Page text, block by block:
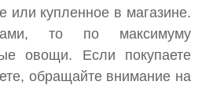
или купленное в магазине.
то по максимуму
овощи. Если покупаете
обращайте внимание на